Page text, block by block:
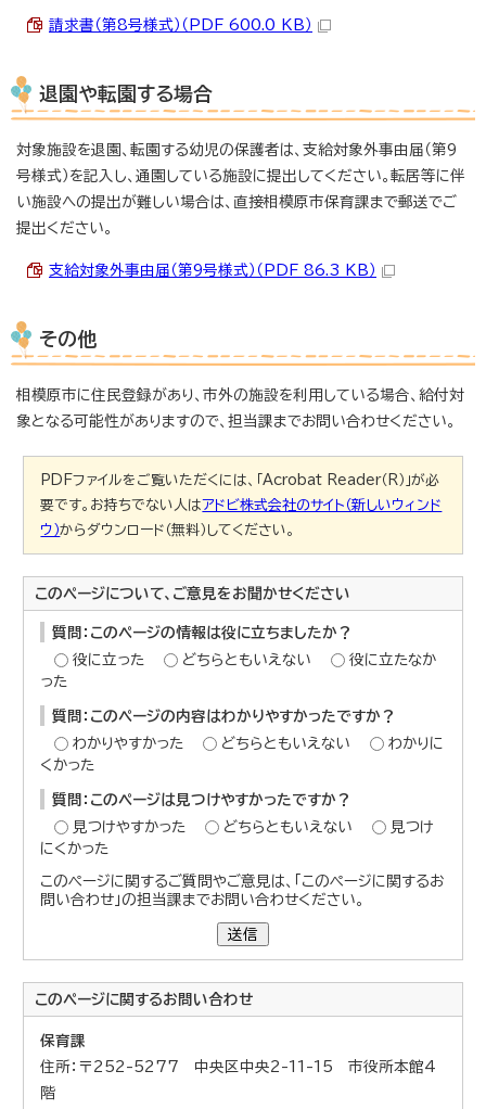
請求書（第8号様式）（PDF 600.0 KB）
退園や転園する場合
対象施設を退園、転園する幼児の保護者は、支給対象外事由届（第9
号様式）を記入し、通園している施設に提出してください。転居等に伴
い施設への提出が難しい場合は、直接相模原市保育課まで郵送でご
提出ください。
支給対象外事由届（第9号様式）（PDF 86.3 KB）
その他
相模原市に住民登録があり、市外の施設を利用している場合、給付対
象となる可能性がありますので、担当課までお問い合わせください。
PDFファイルをご覧いただくには、「Acrobat Reader（R）」が必
要です。お持ちでない人はアドビ株式会社のサイト（新しいウィンド
ウ）からダウンロード（無料）してください。
このページについて、ご意見をお聞かせください
質問：このページの情報は役に立ちましたか？
役に立った
どちらともいえない
役に立たなか
った
質問：このページの内容はわかりやすかったですか？
わかりやすかった
どちらともいえない
わかりに
くかった
質問：このページは見つけやすかったですか？
見つけやすかった
どちらともいえない
見つけ
にくかった
このページに関するご質問やご意見は、「このページに関するお
問い合わせ」の担当課までお問い合わせください。
送信
このページに関するお問い合わせ
保育課
住所：〒252-5277 中央区中央2-11-15 市役所本館4
階